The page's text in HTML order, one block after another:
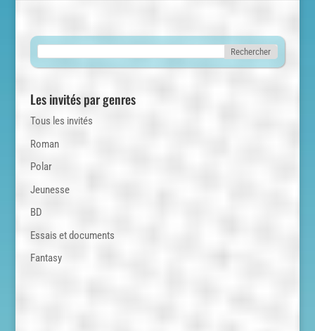
Les invités par genres
Tous les invités
Roman
Polar
Jeunesse
BD
Essais et documents
Fantasy